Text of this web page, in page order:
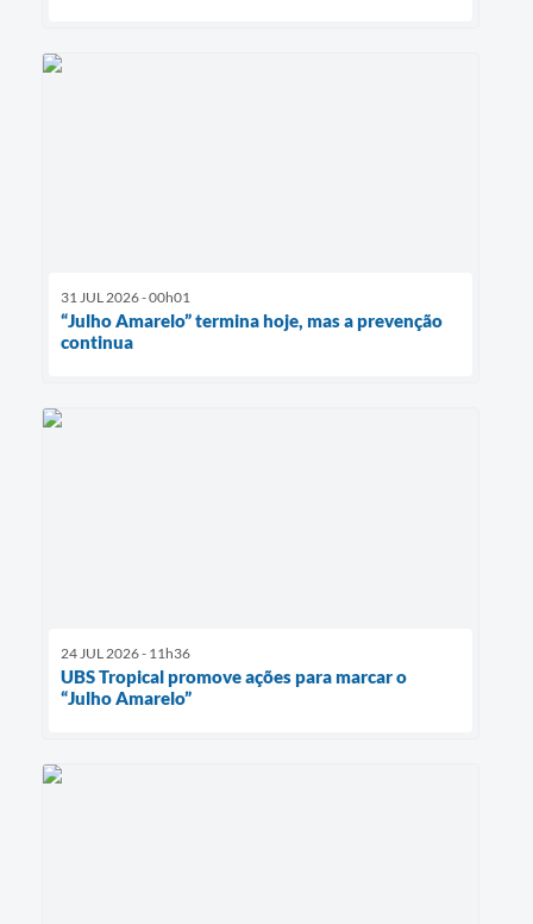
31 JUL 2026 - 00h01
“Julho Amarelo” termina hoje, mas a prevenção
continua
24 JUL 2026 - 11h36
UBS Tropical promove ações para marcar o
“Julho Amarelo”